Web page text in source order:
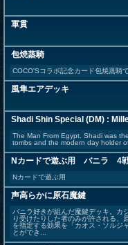
軍貫
包焼蒸騎
COCO'Sコラボ記念カード包焼蒸騎
風隼エアデッキ
Shadi Shin Special (DM) :
The Man From Egypt. Shadi was
tombs and the modern day holder
Nカードで遊ぶ用 バニラ 4
Nカードで遊ぶ用
声高らかに原石魔鍵
バニラ好きが組んだ魔鍵デッキ。カ
り受けたりした者のみが許される、
を指定する効果を「カオス・ソルジ
とができ...